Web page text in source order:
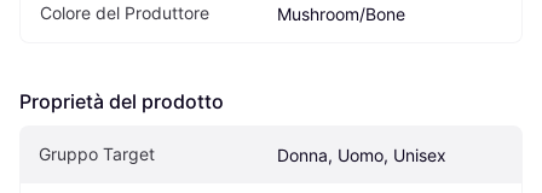
Colore del Produttore Mushroom/Bone
Proprietà del prodotto
Gruppo Target Donna, Uomo, Unisex